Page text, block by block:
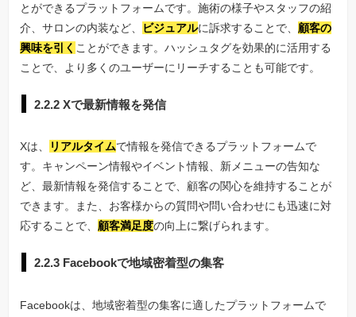
とができるプラットフォームです。施術の様子やスタッフの紹
介、サロンの内装など、
ビジュアルに訴求することで、 顧客の
興味を引く ことができます。ハッシュタグを効果的に活用する
ことで、より多くのユーザーにリーチすることも可能です。
2.2.2 Xで最新情報を発信
Xは、 リアルタイムで情報を発信できるプラットフォームで
す。キャンペーン情報やイベント情報、新メニューの告知な
ど、最新情報を発信することで、顧客の関心を維持することが
できます。また、お客様からの質問や問い合わせにも迅速に対
応することで、顧客満足度の向上に繋げられます。
2.2.3 Facebookで地域密着型の集客
Facebookは、地域密着型の集客に適したプラットフォームで